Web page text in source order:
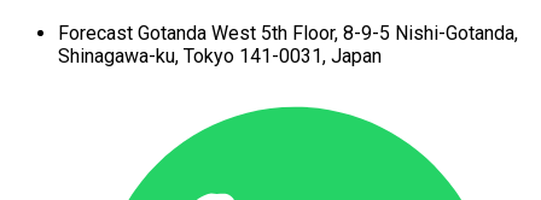
Forecast Gotanda West 5th Floor, 8-9-5 Nishi-Gotanda,
Shinagawa-ku, Tokyo 141-0031, Japan